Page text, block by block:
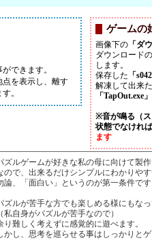
できます。
点を表示し、離す
。
ゲームの
画像下の 「ダ
ダウンロード
します。
保存した 「
解凍して出来た
「TapOut.exe」
※音が鳴る（ス
状態でなければ
ます
ズルゲームが好きな私の母に向けて製作
ので、出来るだけシンプルにわかりやす
論、「面白い」というのが第一条件です
ズルが苦手な方でも楽しめる様にもなっ
（私自身がパズルが苦手なので）
り難しく考えずに感覚的に遊べます。
かし、思考を巡らせる事はしっかりと